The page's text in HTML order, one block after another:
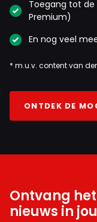
Toegang tot de
Premium)
En nog veel
* m.u.v. content van
ONTDEK DE
Ontvang
nieuws in